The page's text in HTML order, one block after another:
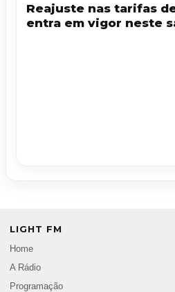
Reajuste nas tarifas
entra em vigor neste
LIGHT FM
Home
A Rádio
Programação